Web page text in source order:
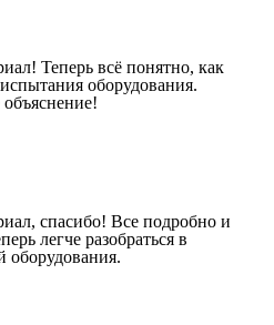
Теперь всё понятно, как
оборудования.
спасибо! Все подробно и
легче разобраться в
оборудования.